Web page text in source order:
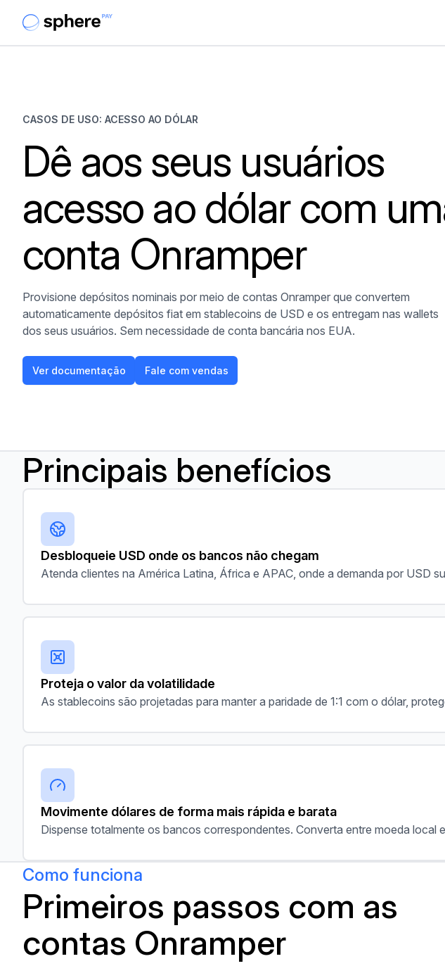
CASOS DE USO: ACESSO AO DÓLAR
Dê aos seus usuários
acesso ao dólar com
conta Onramper
Provisione depósitos nominais por meio de contas Onramper que convertem
automaticamente depósitos fiat em stablecoins de USD e os entregam nas wallets
dos seus usuários. Sem necessidade de conta bancária nos EUA.
Ver documentação
Ver documentação
Fale com vendas
Fale com vendas
Principais benefícios
Desbloqueie USD onde os bancos não chegam
Atenda clientes na América Latina, África e APAC, onde a demanda por USD
Proteja o valor da volatilidade
As stablecoins são projetadas para manter a paridade de 1:1 com o dólar,
Movimente dólares de forma mais rápida e barata
Dispense totalmente os bancos correspondentes. Converta entre moeda
Como funciona
Primeiros passos com as
contas Onramper